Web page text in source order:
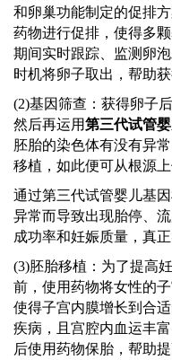
和卵巢功能制定的促排
药物进行促排，使得多
期间实时跟踪、监测卵
时机将卵子取出，帮助
(2)基因筛查：获得卵子后
然后再运用第三代试管
胚胎的染色体有没有异
移植，如此便可从根源
通过第三代试管婴儿基
异常而导致出现胎停、
成功率和妊娠质量，真
(3)胚胎移植：为了提高妊
前 ， 使用药物将女性的
使得子宫内膜增长到合
疾病，且宫腔内血运丰
后使用药物保胎，帮助